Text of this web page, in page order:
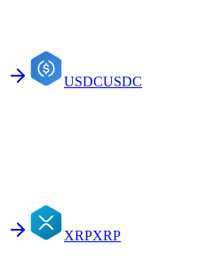
USDCUSDC
XRPXRP